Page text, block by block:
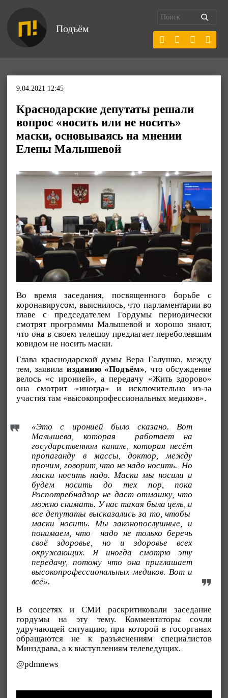
Подъём
9.04.2021 12:45
Краснодарские депутаты решали
вопрос «носить или не носить»
маски, основываясь на мнении
Елены Малышевой
Во время заседания, посвященного борьбе с
коронавирусом, выяснилось, что парламентарии во
главе с председателем Гордумы периодически
смотрят программы Малышевой и хорошо знают,
что она в своем телешоу предлагает переболевшим
ковидом не носить маски.
Глава краснодарской думы Вера Галушко, между
тем, заявила изданию «Подъём», что обсуждение
велось «с иронией», а передачу «Жить здорово»
она смотрит «иногда» и исключительно из-за
участия там «высокопрофессиональных медиков».
«Это с иронией было сказано. Вот
Малышева, которая работает на
государственном канале, которая несёт
пропаганду в массы, доктор, между
прочим, говорит, что не надо носить. Но
маски носить надо. Маски мы носили и
будем носить до тех пор, пока
Роспотребнадзор не даст отмашку, что
можно снимать. У нас такая была цель, и
все депутаты высказались за то, чтобы
маски носить. Мы законопослушные, и
понимаем, что надо не только беречь
своё здоровье, но и здоровье всех
окружающих. Я иногда смотрю эту
передачу, потому что она приглашает
высокопрофессиональных медиков. Вот и
всё».
В соцсетях и СМИ раскритиковали заседание
гордумы на эту тему. Комментаторы сочли
удручающей ситуацию, при которой в госорганах
обращаются не к разъяснениям специалистов
Минздрава, а к выступлениям телеведущих.
@pdmnews